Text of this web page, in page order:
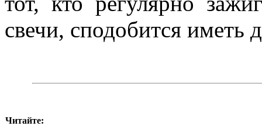
свечи, сподобится иметь
Читайте: